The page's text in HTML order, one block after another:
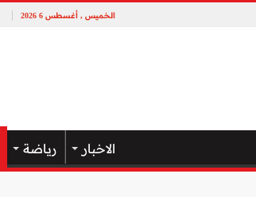
الخميس , أغسطس 6 2026
الاخبار رياضة